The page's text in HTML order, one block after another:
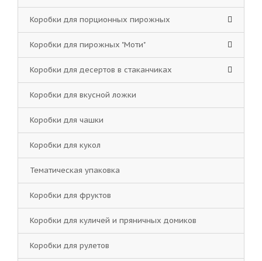
Коробки для порционных пирожных
Коробки для пирожных "Моти"
Коробки для десертов в стаканчиках
Коробки для вкусной ложки
Коробки для чашки
Коробки для кукол
Тематическая упаковка
Коробки для фруктов
Коробки для куличей и пряничных домиков
Коробки для рулетов